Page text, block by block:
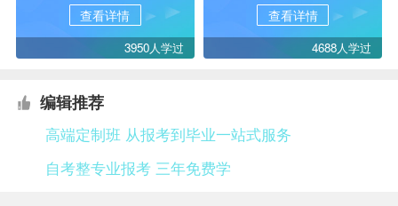
查看详情
3950人学过
查看详情
4688人学过
编辑推荐
高端定制班 从报考到毕业一站式服务
自考整专业报考 三年免费学